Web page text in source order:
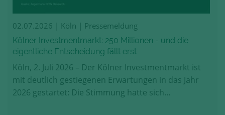
02.07.2026 | Köln | Pressemeldung
Kölner Investmentmarkt: 250 Millionen - und die
eigentliche Entscheidung fällt erst
Köln, 2. Juli 2026 – Der Kölner Investmentmarkt ist
mit deutlich gestiegenen Erwartungen in das Jahr
2026 gestartet: Die Stimmung hatte sich…